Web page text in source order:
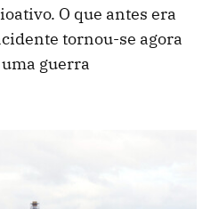
O que antes era
tornou-se agora
guerra